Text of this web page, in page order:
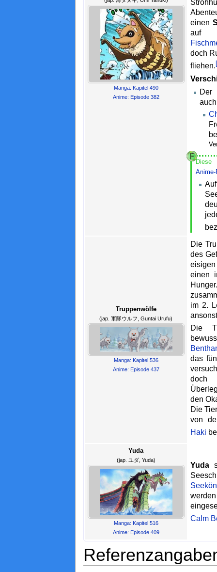
Manga: Kapitel 490
Anime: Episode 382
einen
auf
doch
fliehen.
Diese
Anime-
Truppenwölfe
(jap. 軍隊ウルフ, Guntai Urufu)
Manga: Kapitel 536
Anime: Episode 437
Die
des
einen
im 2.
Die
das
doch
den
Die
von
Haki
Yuda
(jap. ユダ, Yuda)
Manga: Kapitel 516
Anime: Episode 409
Yuda
Calm